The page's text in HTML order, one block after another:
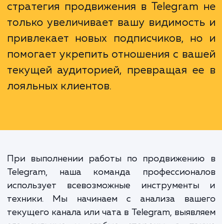
просто реклама. Это
взаимодействия с вашими
стратегия, которая требует
тонкостей платформы и
только увеличивает вашу
привлекает новых подписчиков,
помогает укрепить отношения с
текущей аудиторией, превращая
лояльных клиентов.